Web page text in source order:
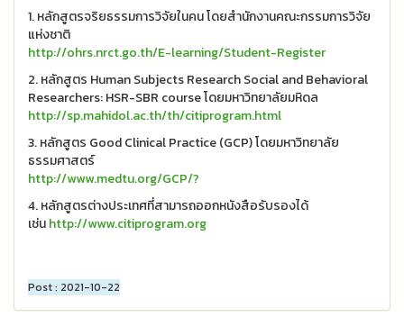
1. หลักสูตรจริยธรรมการวิจัยในคน โดยสำนักงานคณะกรรมการวิจัย
แห่งชาติ
http://ohrs.nrct.go.th/E-learning/Student-Register
2. หลักสูตร Human Subjects Research Social and Behavioral
Researchers: HSR-SBR course โดยมหาวิทยาลัยมหิดล
http://sp.mahidol.ac.th/th/citiprogram.html
3. หลักสูตร Good Clinical Practice (GCP) โดยมหาวิทยาลัย
ธรรมศาสตร์
http://www.medtu.org/GCP/?
4. หลักสูตรต่างประเทศที่สามารถออกหนังสือรับรองได้
เช่นhttp://www.citiprogram.org
Post : 2021-10-22